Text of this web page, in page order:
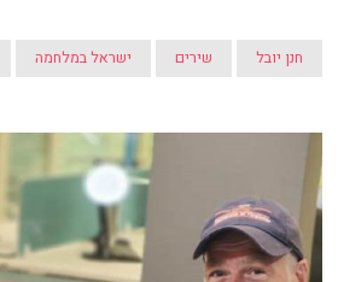
חנן יובל שירים ישראל במלחמה